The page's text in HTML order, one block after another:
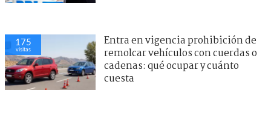
175
visitas
Entra en vigencia prohibición de
remolcar vehículos con cuerdas o
cadenas: qué ocupar y cuánto
cuesta